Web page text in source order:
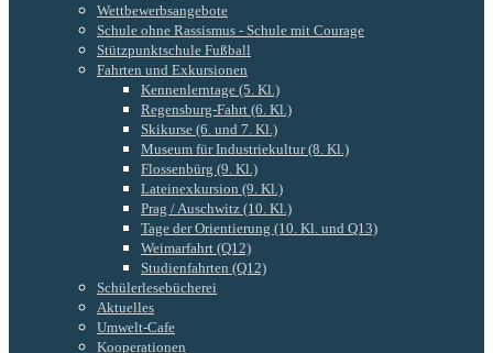
Wettbewerbsangebote
Schule ohne Rassismus - Schule mit Courage
Stützpunktschule Fußball
Fahrten und Exkursionen
Kennenlerntage (5. Kl.)
Regensburg-Fahrt (6. Kl.)
Skikurse (6. und 7. Kl.)
Museum für Industriekultur (8. Kl.)
Flossenbürg (9. Kl.)
Lateinexkursion (9. Kl.)
Prag / Auschwitz (10. Kl.)
Tage der Orientierung (10. Kl. und Q13)
Weimarfahrt (Q12)
Studienfahrten (Q12)
Schülerlesebücherei
Aktuelles
Umwelt-Cafe
Kooperationen